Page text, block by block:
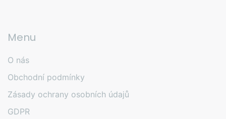
Menu
O nás
Obchodní podmínky
Zásady ochrany osobních údajů
GDPR